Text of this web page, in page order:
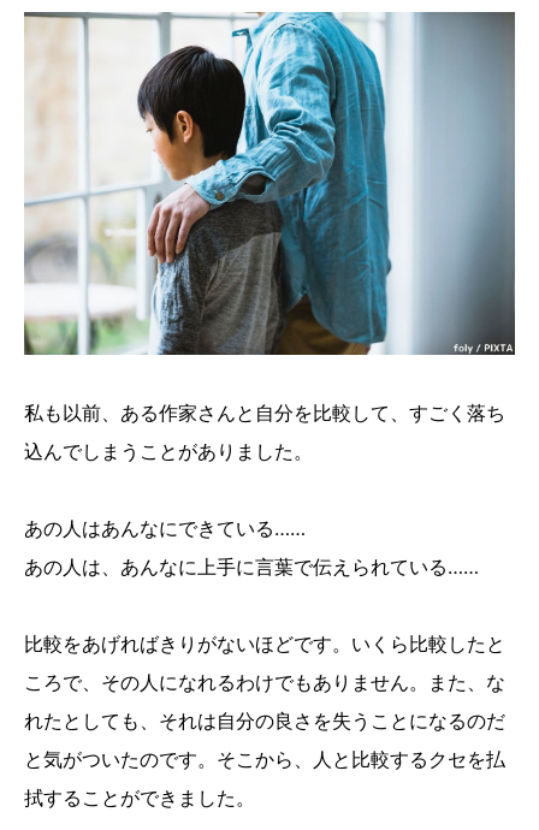
私も以前、ある作家さんと自分を比較して、すごく落ち
込んでしまうことがありました。
あの人はあんなにできている……
あの人は、あんなに上手に言葉で伝えられている……
比較をあげればきりがないほどです。いくら比較したと
ころで、その人になれるわけでもありません。また、な
れたとしても、それは自分の良さを失うことになるのだ
と気がついたのです。そこから、人と比較するクセを払
拭することができました。